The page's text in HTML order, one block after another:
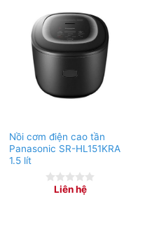
Nồi cơm điện cao tần
Panasonic SR-HL151KRA
1.5 lít
Liên hệ